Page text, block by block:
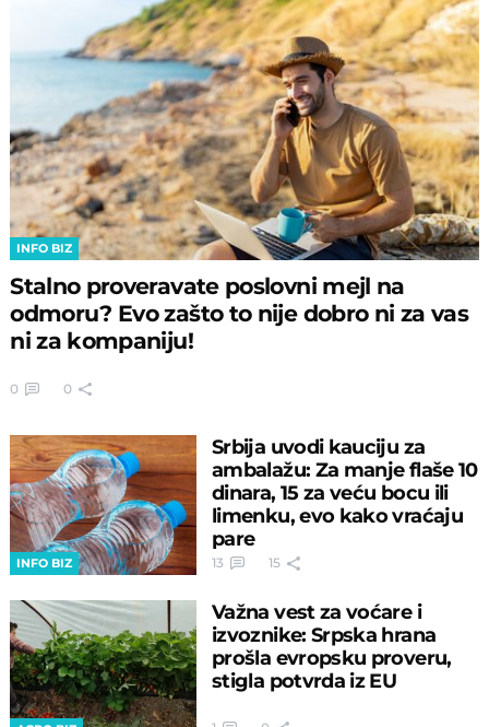
INFO BIZ
Stalno proveravate poslovni mejl na
odmoru? Evo zašto to nije dobro ni za vas
ni za kompaniju!
0 0
INFO BIZ
Srbija uvodi kauciju za
ambalažu: Za manje flaše 10
dinara, 15 za veću bocu ili
limenku, evo kako vraćaju
pare
13 15
Važna vest za voćare i
izvoznike: Srpska hrana
prošla evropsku proveru,
stigla potvrda iz EU